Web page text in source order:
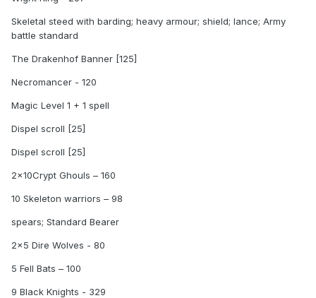
Skeletal steed with barding; heavy armour; shield; lance; Army
battle standard
The Drakenhof Banner [125]
Necromancer - 120
Magic Level 1 + 1 spell
Dispel scroll [25]
Dispel scroll [25]
2x10Crypt Ghouls – 160
10 Skeleton warriors – 98
spears; Standard Bearer
2x5 Dire Wolves - 80
5 Fell Bats – 100
9 Black Knights - 329